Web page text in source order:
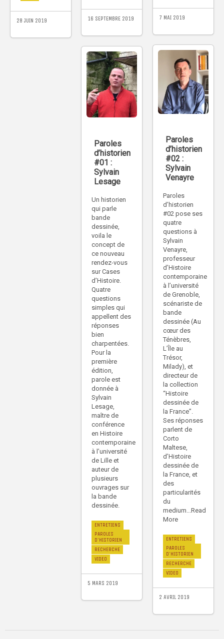
16 SEPTEMBRE 2019
28 JUIN 2019 7 MAI 2019
Paroles
d’historien
#02 :
Sylvain
Venayre
Paroles
d’historien
#02 pose ses
quatre
questions à
Sylvain
Venayre,
professeur
d’Histoire
contemporaine
à l’université
de Grenoble,
scénariste de
bande
dessinée (Au
cœur des
Ténèbres,
L’Île au
Trésor,
Milady), et
directeur de
la collection
“Histoire
dessinée de
la France”.
Ses réponses
parlent de
Corto
Maltese,
d’Histoire
dessinée de
la France, et
des
particularités
du
medium...Read
More
ENTRETIENS
PAROLES
D'HISTORIEN
RECHERCHE
VIDEO
2 AVRIL 2019
Paroles
d’historien
#01 :
Sylvain
Lesage
Un historien
qui parle
bande
dessinée,
voila le
concept de
ce nouveau
rendez-vous
sur Cases
d’Histoire.
Quatre
questions
simples qui
appellent des
réponses
bien
charpentées.
Pour la
première
édition,
parole est
donnée à
Sylvain
Lesage,
maître de
conférence
en Histoire
contemporaine
à l’université
de Lille et
auteur de
plusieurs
ouvrages sur
la bande
dessinée.
ENTRETIENS
PAROLES
D'HISTORIEN
RECHERCHE
VIDEO
5 MARS 2019